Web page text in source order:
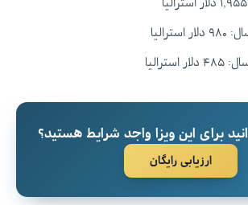
برای این ویزا واجد شرایط هستید؟
ارزیابی رایگان